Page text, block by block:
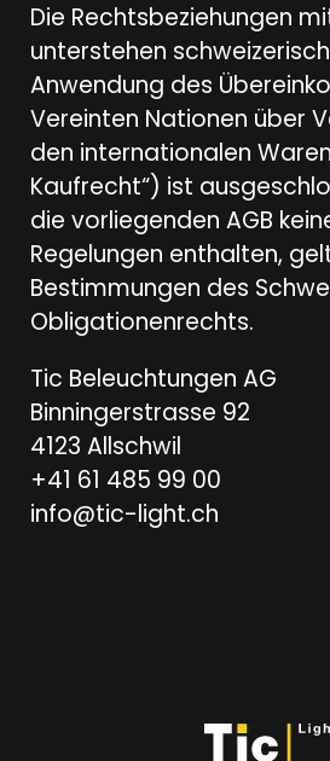
Die Rechtsbeziehungen
unterstehen
Anwendung des
Vereinten Nationen über
den internationalen
Kaufrecht“) ist
die vorliegenden AGB
Regelungen enthalten,
Bestimmungen des
Obligationenrechts.
Tic Beleuchtungen AG
Binningerstrasse 92
4123 Allschwil
+41 61 485 99 00
info@tic-light.ch